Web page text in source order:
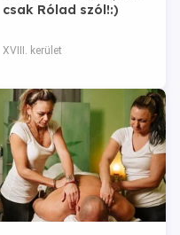
csak Rólad szól!:)
XVIII. kerület